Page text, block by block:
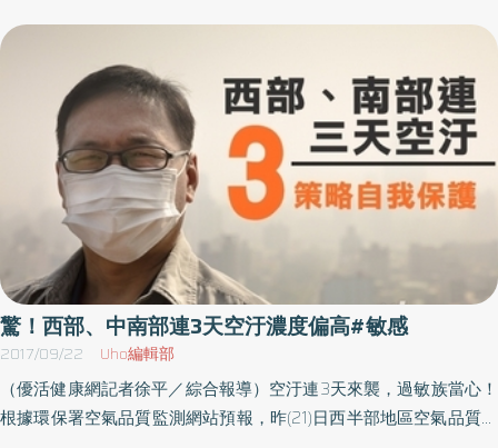
清理了一下，所以每個人都玩得很開心，她還邀請我們明年再去
呢。如果她沒打掃，我就會帶孩子晚點到早點走。」愛麗卡驚訝地
搖搖頭，「我沒有妮可那麼有勇氣，我們下週要去我姐姐家吃感恩
節晚餐，我已經準備了一個背包，裡面放了四本孩子最喜歡的書、
一袋黏土和一個桌遊。如果孩子們開始發瘋，我都準備好了。」
「逢年過節的時候，我從來不帶孩子去購物。」潔西卡說，「我會
等到有人能照看他們的時候再去，有時候我會找保母和鄰居或朋友
互相幫忙照顧孩子。因為過節時，商品會比平時更豐富，擺得更密
集，那種刺激會壓得我喘不過氣，我也會失去耐性。孩子在家裡會
過得更好。」每一種情況、每個孩子都需要不同的遠離刺激的方
法。潔西卡的方法是乾脆不帶孩子出門購物，麥克的方法是減少暴
露在人群中的機會，妮可的方法是創造一個內向孩子專用或暫停的
空間，愛麗卡的方法是帶一些舒緩、平靜的活動道具。不管做什麼
樣的決定都好，只要提前想一想，並採取必要的行動幫助孩子成功
部光照治療科主任邱足滿，為大家說明使用化粧水的正確知識。化
粧品號稱的收斂毛孔 大多僅是吸附油脂彰化基督教醫院皮膚部光
照治療科邱足滿主任說明，化粧水的用途是再次清潔皮膚、收斂皮
膚。以往臉部清潔產品的清潔力較弱，所以會殘留較多油脂在臉
上，影響上粧的效果。由於化粧水多含有醇類，用化粧棉吸附後擦
拭皮膚時，會帶走油脂，產生「再次清潔」的感覺，而醇類揮發帶
來清涼感，會有收斂毛孔的假象。隨著化粧品的進步與演變，現代
洗臉產品的清潔力已足夠，根本不需要「再次清潔」。皮膚科門診
中，常見臉部敏感性皮膚的患者，往往因清潔過頭才出現不適症
狀。化粧品號稱的收斂毛孔，大多是透過能吸附油脂的成分，例如
矽靈、各種粉體達到效果，吸附油脂後，毛孔變得不明顯，也不會
臉泛油光，然而其實這類化粧品並無法減少出油，更無法使毛孔縮
小！洗臉清潔力太強 再用醇類化粧水更加破壞皮膚如果洗臉產品
的清潔力太強，會破壞臉部正常皮膚所需的皮脂膜，也破壞皮膚需
要維持健康的弱酸性，若再使用含有醇類的化粧水，形同再次破壞
驚！西部、中南部連3天空汙濃度偏高#敏感
2017/09/22 Uho編輯部
（優活健康網記者徐平／綜合報導）空汙連3天來襲，過敏族當心！
根據環保署空氣品質監測網站預報，昨(21)日西半部地區空氣品質為